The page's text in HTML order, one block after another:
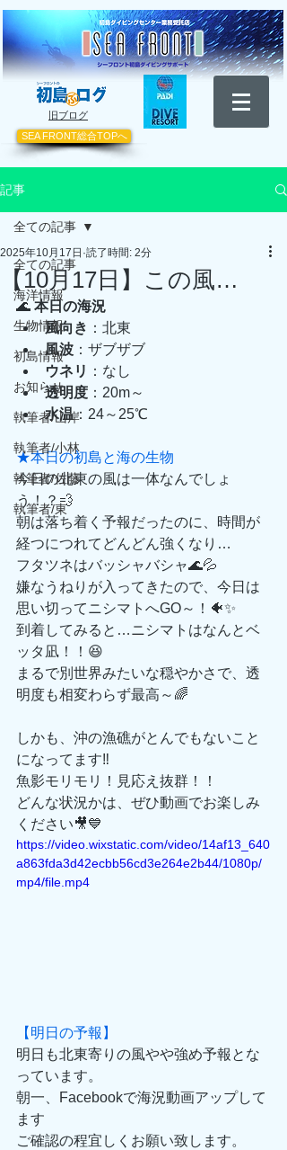
​旧ブログ
SEA FRONT総合TOPへ
記事
全ての記事
海洋情報
生物情報
初島情報
お知らせ
執筆者/山岸
執筆者/小林
執筆者/佐藤
執筆者/東
全ての記事
【10月17日】この風…
2025年10月17日 読了時間: 2分
🌊 本日の海況
風向き ：北東
風波 ：ザブザブ
ウネリ ：なし
透明度 ：20m～
水温：24～25℃
★本日の初島と海の生物
今日の北東の風は一体なんでしょ
う！？💨
朝は落ち着く予報だったのに、時間が
経つにつれてどんどん強くなり…
フタツネはバッシャバシャ🌊💦
嫌なうねりが入ってきたので、今日は
思い切ってニシマトへGO～！🐠✨
到着してみると…ニシマトはなんとベ
ッタ凪！！😆
まるで別世界みたいな穏やかさで、透
明度も相変わらず最高～🌈
しかも、沖の漁礁がとんでもないこと
になってます‼️
魚影モリモリ！見応え抜群！！
どんな状況かは、ぜひ動画でお楽しみ
ください🎥💙
https://video.wixstatic.com/video/14af13_640
a863fda3d42ecbb56cd3e264e2b44/1080p/
mp4/file.mp4
【明日の予報】
明日も北東寄りの風やや強め予報とな
っています。
朝一、Facebookで海況動画アップして
ます
ご確認の程宜しくお願い致します。